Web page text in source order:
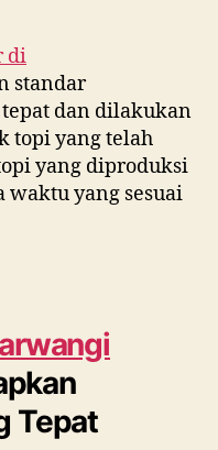
di
standar
dan dilakukan
topi yang telah
yang diproduksi
waktu yang sesuai
Tepat